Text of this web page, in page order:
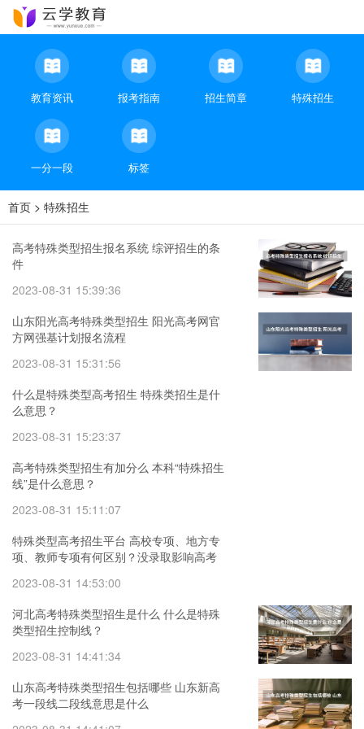
教育资讯 报考指南 招生简章 特殊招生
一分一段 标签
首页 > 特殊招生
高考特殊类型招生报名系统 综评招生的条
件
2023-08-31 15:39:36
山东阳光高考特殊类型招生 阳光高考网官
方网强基计划报名流程
2023-08-31 15:31:56
什么是特殊类型高考招生 特殊类招生是什
么意思？
2023-08-31 15:23:37
高考特殊类型招生有加分么 本科“特殊招生
线”是什么意思？
2023-08-31 15:11:07
特殊类型高考招生平台 高校专项、地方专
项、教师专项有何区别？没录取影响高考
2023-08-31 14:53:00
河北高考特殊类型招生是什么 什么是特殊
类型招生控制线？
2023-08-31 14:41:34
山东高考特殊类型招生包括哪些 山东新高
考一段线二段线意思是什么